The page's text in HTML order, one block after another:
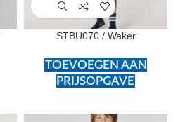
STBU070 / Waker
TOEVOEGEN AAN
PRIJSOPGAVE